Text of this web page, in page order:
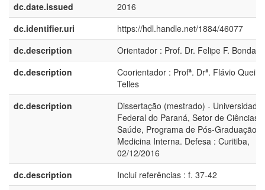
dc.date.issued
2016
dc.identifier.uri
https://hdl.handle.net/1884/46077
dc.description
Orientador : Prof. Dr. Felipe F. Bondan
dc.description
Coorientador : Profª. Drª. Flávio
Telles
dc.description
Dissertação (mestrado) - Universidade
Federal do Paraná, Setor de Ciências
Saúde, Programa de Pós-Graduação
Medicina Interna. Defesa : Curitiba,
02/12/2016
dc.description
Inclui referências : f. 37-42